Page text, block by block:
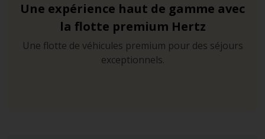
Une expérience haut de gamme avec
la flotte premium Hertz
Une flotte de véhicules premium pour des séjours
exceptionnels.